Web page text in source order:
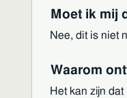
Moet ik mij
Nee, dit is niet
Waarom
Het kan zijn